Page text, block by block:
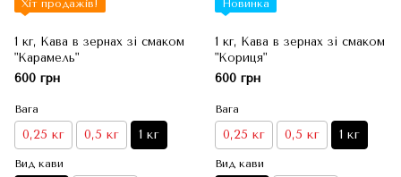
Хіт продажів!
1 кг, Кава в зернах зі смаком
"Карамель"
600 грн
Вага
0,25 кг 0,5 кг 1 кг
Вид кави
Новинка
1 кг, Кава в зернах зі смаком
"Кориця"
600 грн
Вага
0,25 кг 0,5 кг 1 кг
Вид кави